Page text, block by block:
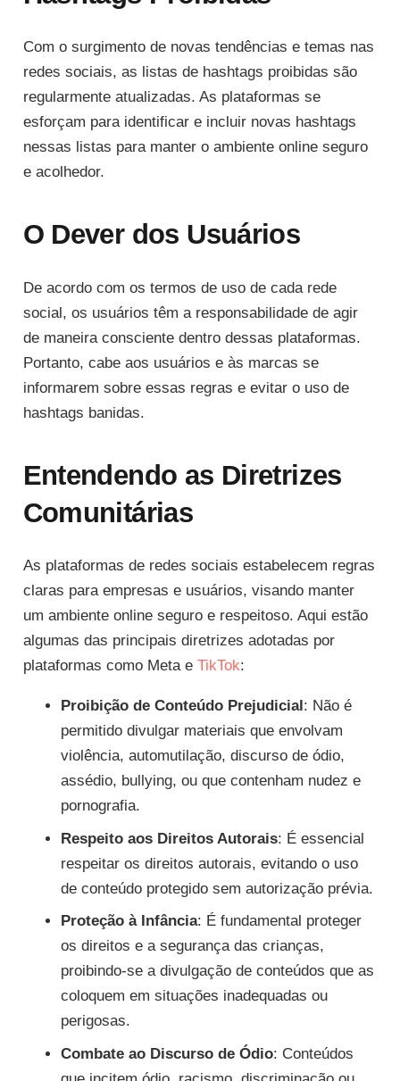
Com o surgimento de novas tendências e temas nas
redes sociais, as listas de hashtags proibidas são
regularmente atualizadas. As plataformas se
esforçam para identificar e incluir novas hashtags
nessas listas para manter o ambiente online seguro
e acolhedor.
O Dever dos Usuários
De acordo com os termos de uso de cada rede
social, os usuários têm a responsabilidade de agir
de maneira consciente dentro dessas plataformas.
Portanto, cabe aos usuários e às marcas se
informarem sobre essas regras e evitar o uso de
hashtags banidas.
Entendendo as Diretrizes
Comunitárias
As plataformas de redes sociais estabelecem regras
claras para empresas e usuários, visando manter
um ambiente online seguro e respeitoso. Aqui estão
algumas das principais diretrizes adotadas por
plataformas como Meta e TikTok:
Proibição de Conteúdo Prejudicial : Não é
permitido divulgar materiais que envolvam
violência, automutilação, discurso de ódio,
assédio, bullying, ou que contenham nudez e
pornografia.
Respeito aos Direitos Autorais: É essencial
respeitar os direitos autorais, evitando o uso
de conteúdo protegido sem autorização prévia.
Proteção à Infância: É fundamental proteger
os direitos e a segurança das crianças,
proibindo-se a divulgação de conteúdos que as
coloquem em situações inadequadas ou
perigosas.
Combate ao Discurso de Ódio: Conteúdos